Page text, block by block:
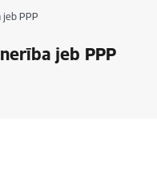
PPP
jeb PPP